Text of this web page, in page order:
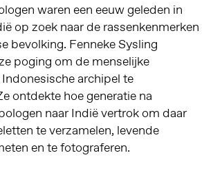
waren een eeuw geleden in
op zoek naar de rassenkenmerken
bevolking. Fenneke Sysling
poging om de menselijke
archipel te
ontdekte hoe generatie na
naar Indië vertrok om daar
te verzamelen, levende
en te fotograferen.